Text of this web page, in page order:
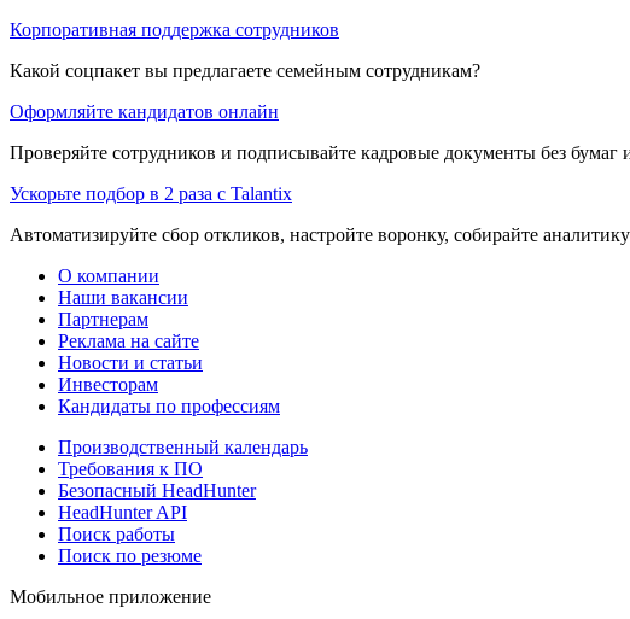
Корпоративная поддержка сотрудников
Какой соцпакет вы предлагаете семейным сотрудникам?
Оформляйте кандидатов онлайн
Проверяйте сотрудников и подписывайте кадровые документы без бумаг
Ускорьте подбор в 2 раза с Talantix
Автоматизируйте сбор откликов, настройте воронку, собирайте
О компании
Наши вакансии
Партнерам
Реклама на сайте
Новости и статьи
Инвесторам
Кандидаты по профессиям
Производственный календарь
Требования к ПО
Безопасный HeadHunter
HeadHunter API
Поиск работы
Поиск по резюме
Мобильное приложение